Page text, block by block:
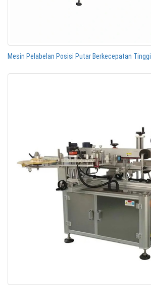
Mesin Pelabelan Posisi Putar Berkecepatan Tinggi